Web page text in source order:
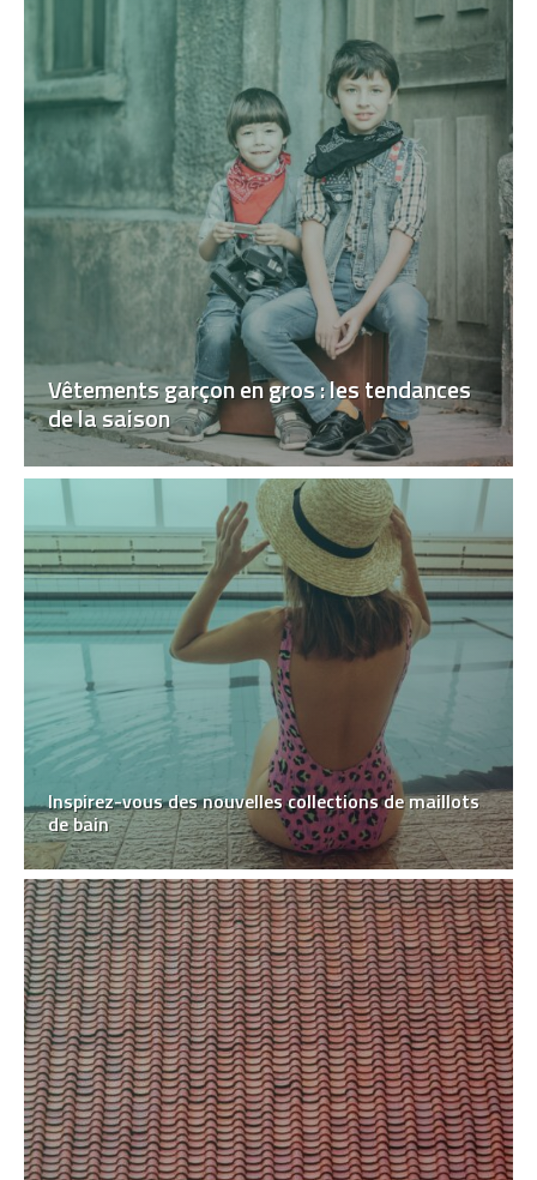
Vêtements garçon en gros : les tendances
de la saison
Inspirez-vous des nouvelles collections de maillots
de bain